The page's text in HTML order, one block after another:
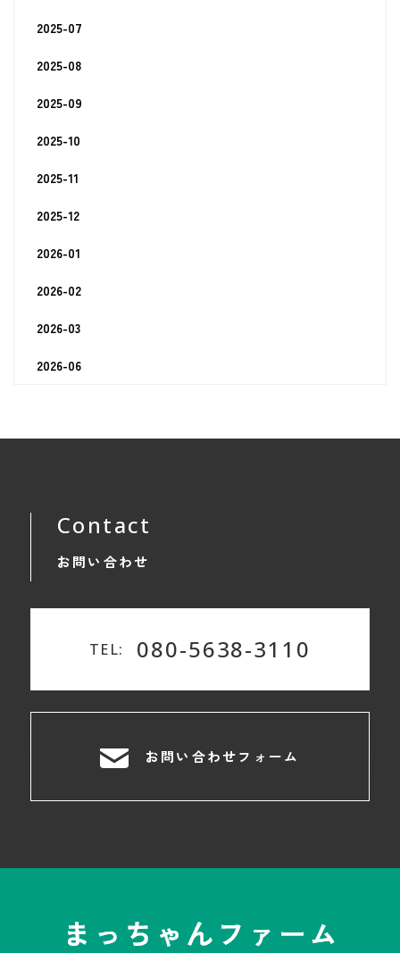
2025-07
2025-08
2025-09
2025-10
2025-11
2025-12
2026-01
2026-02
2026-03
2026-06
Contact
お問い合わせ
TEL: 080-5638-3110
お問い合わせフォーム